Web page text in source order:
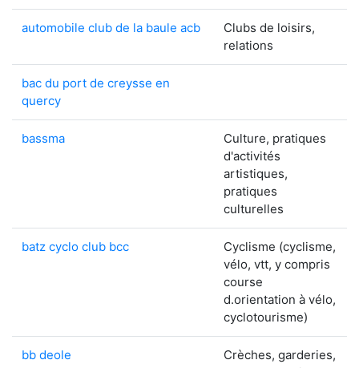
automobile club de la baule acb
Clubs de loisirs,
relations
bac du port de creysse en
quercy
bassma
Culture, pratiques
d'activités
artistiques,
pratiques
culturelles
batz cyclo club bcc
Cyclisme (cyclisme,
vélo, vtt, y compris
course
d.orientation à vélo,
cyclotourisme)
bb deole
Crèches, garderies,